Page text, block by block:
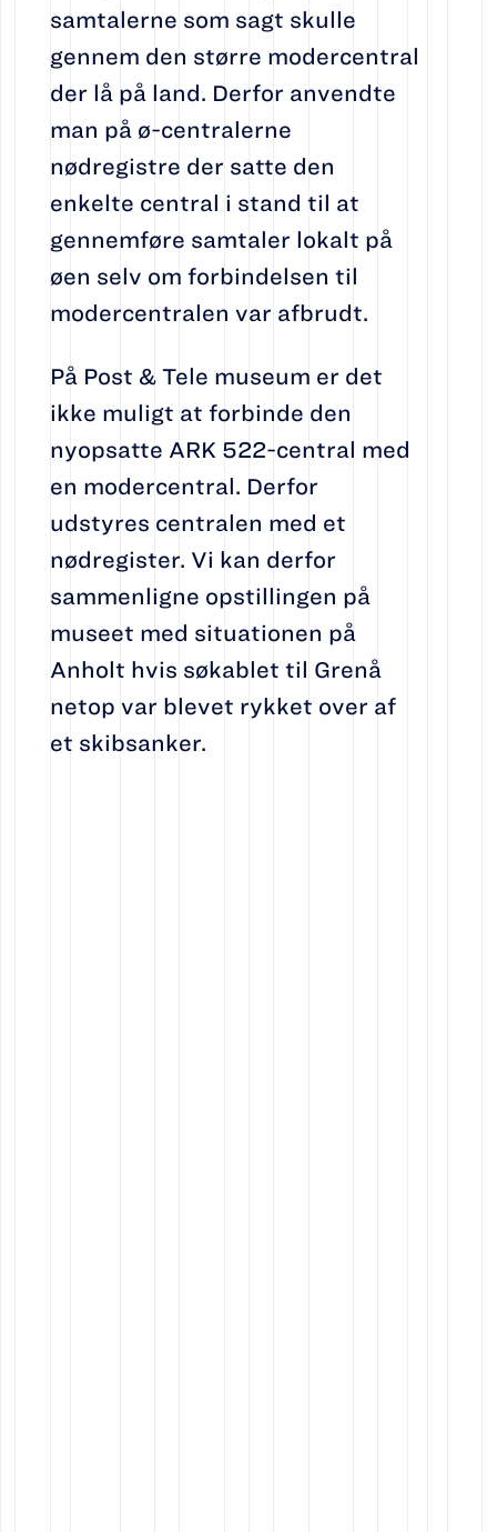
samtalerne som sagt skulle
gennem den større modercentral
der lå på land. Derfor anvendte
man på ø-centralerne
nødregistre der satte den
enkelte central i stand til at
gennemføre samtaler lokalt på
øen selv om forbindelsen til
modercentralen var afbrudt.
På Post & Tele museum er det
ikke muligt at forbinde den
nyopsatte ARK 522-central med
en modercentral. Derfor
udstyres centralen med et
nødregister. Vi kan derfor
sammenligne opstillingen på
museet med situationen på
Anholt hvis søkablet til Grenå
netop var blevet rykket over af
et skibsanker.